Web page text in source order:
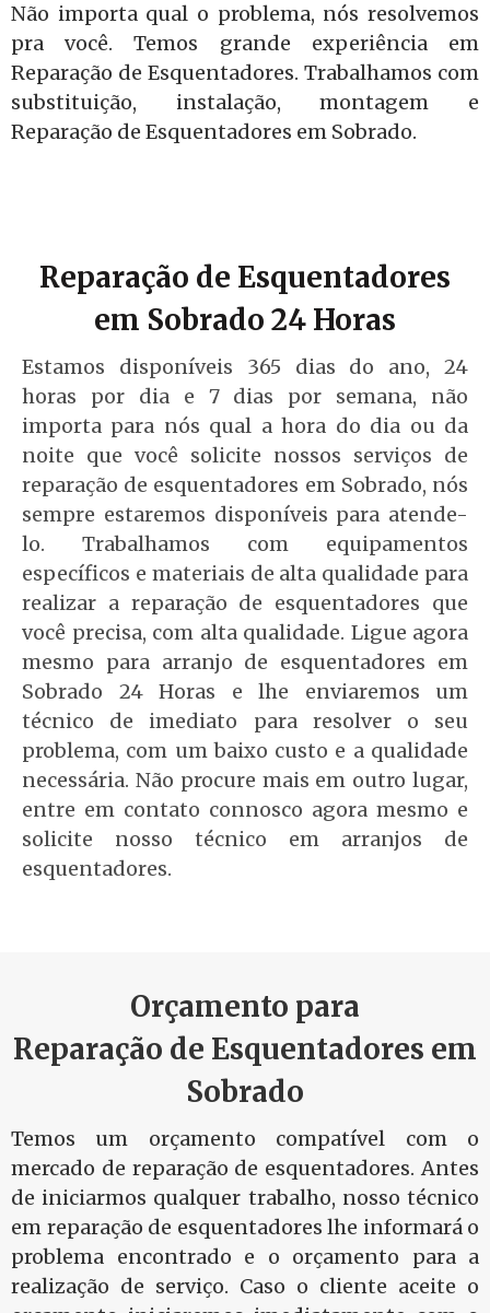
Não importa qual o problema, nós resolvemos
pra você. Temos grande experiência em
Reparação de Esquentadores. Trabalhamos com
substituição, instalação, montagem e
Reparação de Esquentadores em Sobrado.
Reparação de Esquentadores
em Sobrado 24 Horas
Estamos disponíveis 365 dias do ano, 24
horas por dia e 7 dias por semana, não
importa para nós qual a hora do dia ou da
noite que você solicite nossos serviços de
reparação de esquentadores em Sobrado, nós
sempre estaremos disponíveis para atende-
lo. Trabalhamos com equipamentos
específicos e materiais de alta qualidade para
realizar a reparação de esquentadores que
você precisa, com alta qualidade. Ligue agora
mesmo para arranjo de esquentadores em
Sobrado 24 Horas e lhe enviaremos um
técnico de imediato para resolver o seu
problema, com um baixo custo e a qualidade
necessária. Não procure mais em outro lugar,
entre em contato connosco agora mesmo e
solicite nosso técnico em arranjos de
esquentadores.
Orçamento para
Reparação de Esquentadores em
Sobrado
Temos um orçamento compatível com o
mercado de reparação de esquentadores. Antes
de iniciarmos qualquer trabalho, nosso técnico
em reparação de esquentadores lhe informará o
problema encontrado e o orçamento para a
realização de serviço. Caso o cliente aceite o